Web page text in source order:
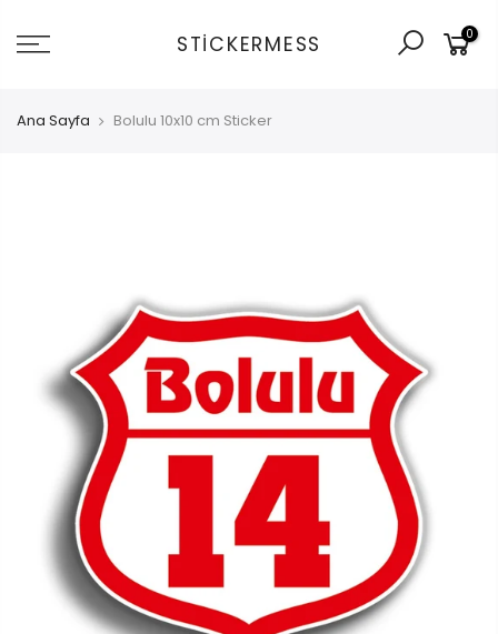
git
STICKERMESS 0
Ana Sayfa Bolulu 10x10 cm Sticker